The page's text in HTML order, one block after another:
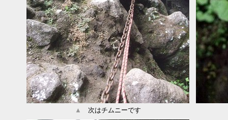
▲ 次はチムニーです